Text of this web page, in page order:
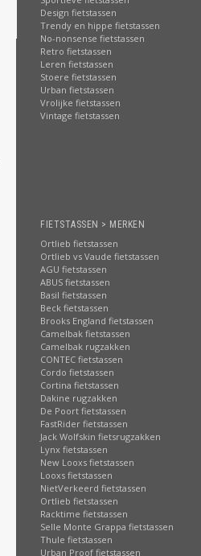
Design fietstassen
Trendy en hippe fietstassen
No-nonsense fietstassen
Retro fietstassen
Leren fietstassen
Stoere fietstassen
Urban fietstassen
Vrolijke fietstassen
Vintage fietstassen
FIETSTASSEN > MERKEN
Ortlieb fietstassen
Ortlieb vs Vaude fietstassen
AGU fietstassen
ABUS fietstassen
Basil fietstassen
Beck fietstassen
Brooks England fietstassen
Camelbak fietstassen
Camelbak rugzakken
CONTEC fietstassen
Cordo fietstassen
Cortina fietstassen
Dakine rugzakken
De Poort fietstassen
FastRider fietstassen
Jack Wolfskin fietsrugzakken
Lynx fietstassen
New Looxs fietstassen
Looxs fietstassen
NietVerkeerd fietstassen
Ortlieb fietstassen
Racktime fietstassen
Selle Monte Grappa fietstassen
Thule fietstassen
Urban Proof fietstassen